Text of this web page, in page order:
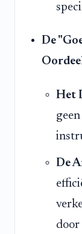
De
Het
De
door